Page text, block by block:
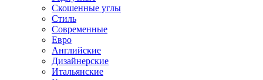
Скошенные углы
Стиль
Современные
Евро
Английские
Дизайнерские
Итальянские